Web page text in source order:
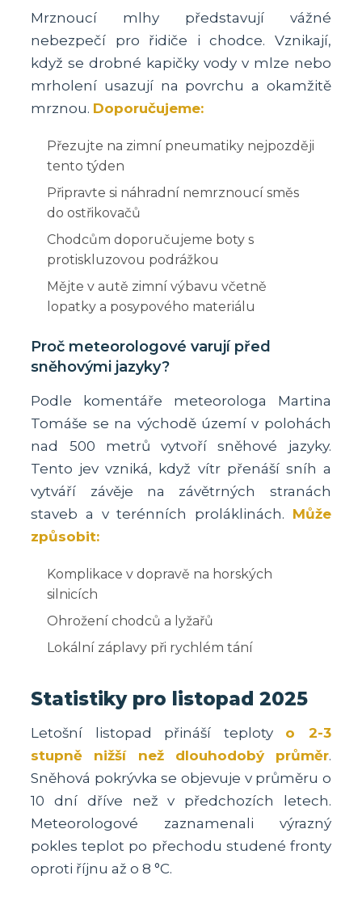
Mrznoucí mlhy představují vážné
nebezpečí pro řidiče i chodce. Vznikají,
když se drobné kapičky vody v mlze nebo
mrholení usazují na povrchu a okamžitě
mrznou. Doporučujeme:
Přezujte na zimní pneumatiky nejpozději
tento týden
Připravte si náhradní nemrznoucí směs
do ostřikovačů
Chodcům doporučujeme boty s
protiskluzovou podrážkou
Mějte v autě zimní výbavu včetně
lopatky a posypového materiálu
Proč meteorologové varují před
sněhovými jazyky?
Podle komentáře meteorologa Martina
Tomáše se na východě území v polohách
nad 500 metrů vytvoří sněhové jazyky.
Tento jev vzniká, když vítr přenáší sníh a
vytváří závěje na závětrných stranách
staveb a v terénních proláklinách. Může
způsobit:
Komplikace v dopravě na horských
silnicích
Ohrožení chodců a lyžařů
Lokální záplavy při rychlém tání
Statistiky pro listopad 2025
Letošní listopad přináší teploty o 2-3
stupně nižší než dlouhodobý průměr.
Sněhová pokrývka se objevuje v průměru o
10 dní dříve než v předchozích letech.
Meteorologové zaznamenali výrazný
pokles teplot po přechodu studené fronty
oproti říjnu až o 8 °C.